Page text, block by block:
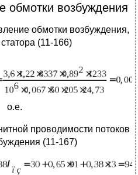
обмотки возбуждения
обмотки возбуждения,
(11-166)
о.е.
проводимости потоков
(11-167)